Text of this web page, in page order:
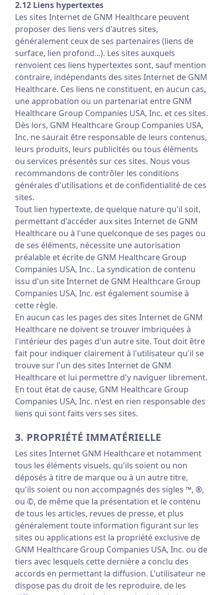
2.12 Liens hypertextes
Les sites Internet de GNM Healthcare peuvent
proposer des liens vers d'autres sites,
généralement ceux de ses partenaires (liens de
surface, lien profond...). Les sites auxquels
renvoient ces liens hypertextes sont, sauf mention
contraire, indépendants des sites Internet de GNM
Healthcare. Ces liens ne constituent, en aucun cas,
une approbation ou un partenariat entre GNM
Healthcare Group Companies USA, Inc. et ces sites.
Dès lors, GNM Healthcare Group Companies USA,
Inc. ne saurait être responsable de leurs contenus,
leurs produits, leurs publicités ou tous éléments
ou services présentés sur ces sites. Nous vous
recommandons de contrôler les conditions
générales d'utilisations et de confidentialité de ces
sites.
Tout lien hypertexte, de quelque nature qu'il soit,
permettant d'accéder aux sites Internet de GNM
Healthcare ou à l'une quelconque de ses pages ou
de ses éléments, nécessite une autorisation
préalable et écrite de GNM Healthcare Group
Companies USA, Inc.. La syndication de contenu
issu d'un site Internet de GNM Healthcare Group
Companies USA, Inc. est également soumise à
cette règle.
En aucun cas les pages des sites Internet de GNM
Healthcare ne doivent se trouver imbriquées à
l'intérieur des pages d'un autre site. Tout doit être
fait pour indiquer clairement à l'utilisateur qu'il se
trouve sur l'un des sites Internet de GNM
Healthcare et lui permettre d'y naviguer librement.
En tout état de cause, GNM Healthcare Group
Companies USA, Inc. n'est en rien responsable des
liens qui sont faits vers ses sites.
3. PROPRIÉTÉ IMMATÉRIELLE
Les sites Internet GNM Healthcare et notamment
tous les éléments visuels, qu'ils soient ou non
déposés à titre de marque ou à un autre titre,
qu'ils soient ou non accompagnés des sigles ™, ®,
ou ©, de même que la présentation et le contenu
de tous les articles, revues de presse, et plus
généralement toute information figurant sur les
sites ou applications est la propriété exclusive de
GNM Healthcare Group Companies USA, Inc. ou de
tiers avec lesquels cette dernière a conclu des
accords en permettant la diffusion. L'utilisateur ne
dispose pas du droit de les reproduire, de les